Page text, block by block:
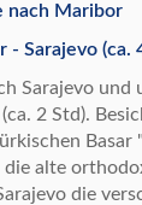
nach Maribor
- Sarajevo (ca.
Sarajevo und
2 Std).
ürkischen Basar
die alte
die